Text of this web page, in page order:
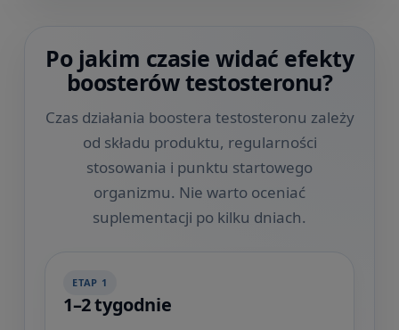
Po jakim czasie widać efekty
boosterów testosteronu?
Czas działania boostera testosteronu zależy
od składu produktu, regularności
stosowania i punktu startowego
organizmu. Nie warto oceniać
suplementacji po kilku dniach.
ETAP 1
1–2 tygodnie